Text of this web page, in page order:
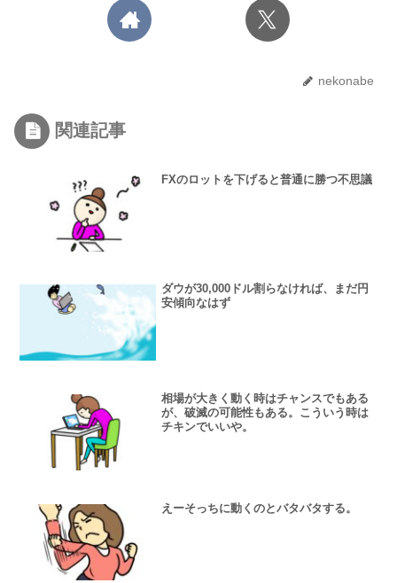
nekonabe
関連記事
FXのロットを下げると普通に勝つ不思議
ダウが30,000ドル割らなければ、まだ円
安傾向なはず
相場が大きく動く時はチャンスでもある
が、破滅の可能性もある。こういう時は
チキンでいいや。
えーそっちに動くのとバタバタする。